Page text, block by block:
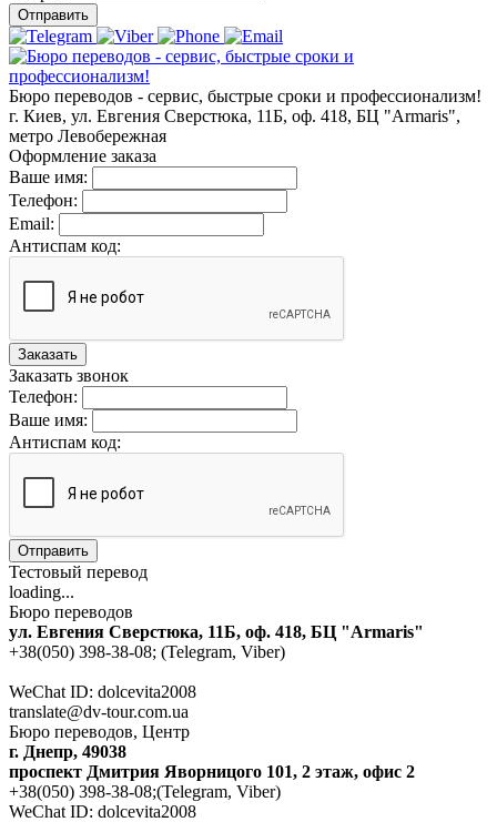
Отправить
Бюро переводов - сервис, быстрые сроки и профессионализм!
г. Киев, ул. Евгения Сверстюка, 11Б, оф. 418, БЦ "Armaris",
метро Левобережная
Оформление заказа
Ваше имя:
Телефон:
Email:
Антиспам код:
Заказать
Заказать звонок
Телефон:
Ваше имя:
Антиспам код:
Отправить
Тестовый перевод
loading...
Бюро переводов
ул. Евгения Сверстюка, 11Б, оф. 418, БЦ "Armaris"
+38(050) 398-38-08; (Telegram, Viber)
WeChat ID: dolcevita2008
translate@dv-tour.com.ua
Бюро переводов, Центр
г. Днепр, 49038
проспект Дмитрия Яворницого 101, 2 этаж, офис 2
+38(050) 398-38-08;(Telegram, Viber)
WeChat ID: dolcevita2008